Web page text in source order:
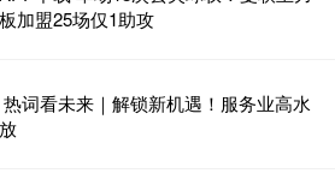
加盟25场仅1助攻
词看未来｜解锁新机遇！服务业高水